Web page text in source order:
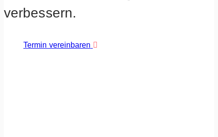
verbessern.
Termin vereinbaren